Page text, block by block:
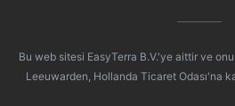
Bu web sitesi EasyTerra B.V.'ye aittir ve
Leeuwarden, Hollanda Ticaret Odası'na